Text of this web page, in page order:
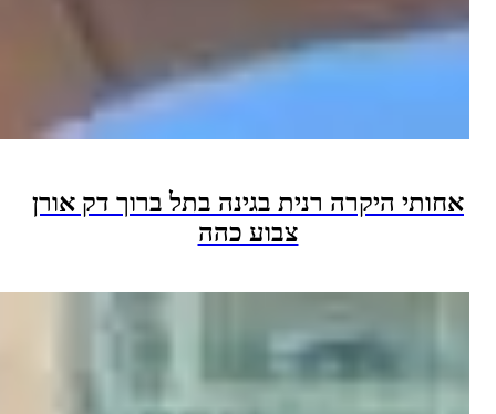
היקרה רנית בגינה בתל ברוך דק אורן
צבוע כהה